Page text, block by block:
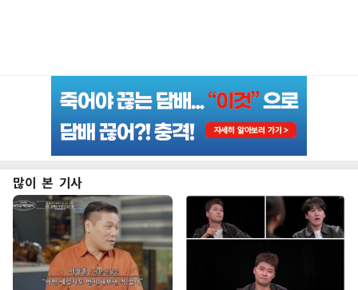
많이 본 기사